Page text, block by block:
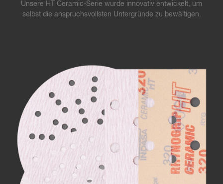
Unsere HT Ceramic-Serie wurde innovativ entwickelt, um
selbst die anspruchsvollsten Untergründe zu bewältigen.